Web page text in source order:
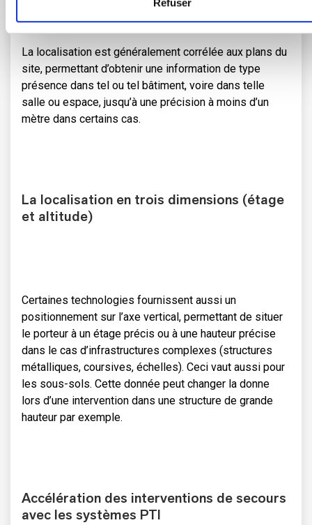
La localisation est généralement corrélée aux plans du
site, permettant d’obtenir une information de type
présence dans tel ou tel bâtiment, voire dans telle
salle ou espace, jusqu’à une précision à moins d’un
mètre dans certains cas.
La localisation en trois dimensions (étage
et altitude)
Certaines technologies fournissent aussi un
positionnement sur l’axe vertical, permettant de situer
le porteur à un étage précis ou à une hauteur précise
dans le cas d’infrastructures complexes (structures
métalliques, coursives, échelles). Ceci vaut aussi pour
les sous-sols. Cette donnée peut changer la donne
lors d’une intervention dans une structure de grande
hauteur par exemple.
Accélération des interventions de secours
avec les systèmes PTI